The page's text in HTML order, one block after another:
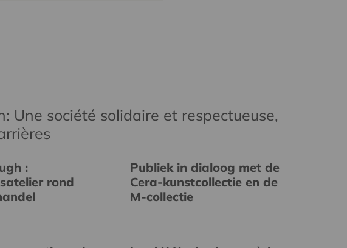
Une société solidaire et respectueuse,
:
rond
Publiek in dialoog met de
Cera-kunstcollectie en de
M-collectie